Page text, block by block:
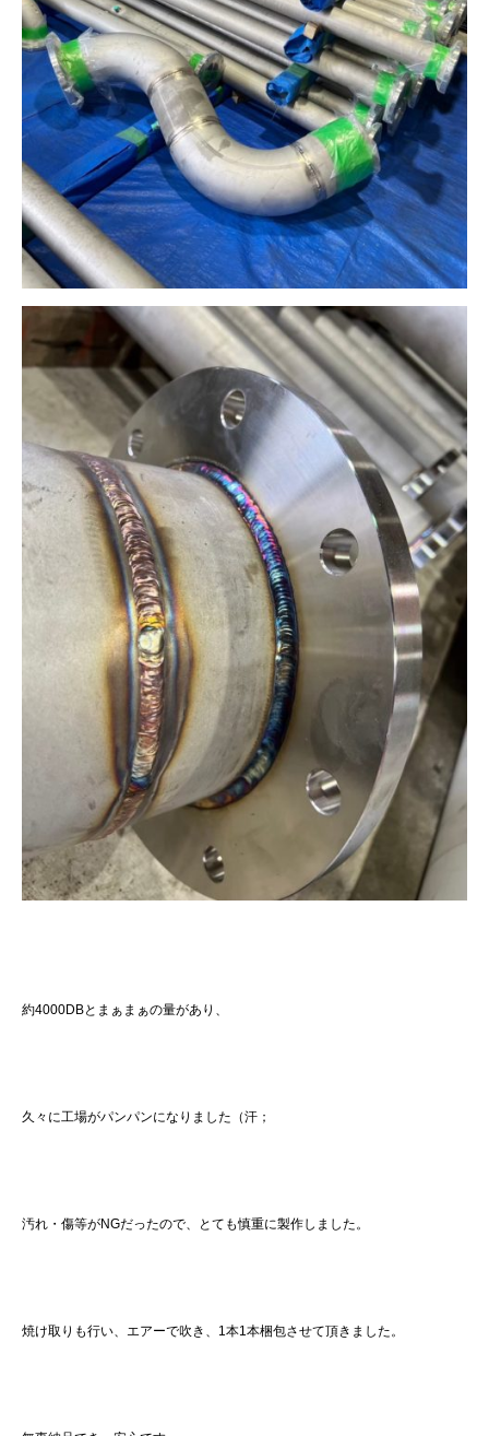
約4000DBとまぁまぁの量があり、
久々に工場がパンパンになりました（汗；
汚れ・傷等がNGだったので、とても慎重に製作しました。
焼け取りも行い、エアーで吹き、1本1本梱包させて頂きました。